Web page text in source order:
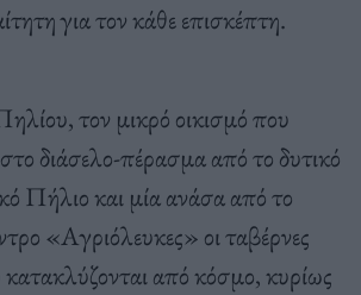
για τον κάθε επισκέπτη.
τον μικρό οικισμό που
διάσελο-πέρασμα από το δυτικό
Πήλιο και μία ανάσα από το
«Αγριόλευκες» οι ταβέρνες
κατακλύζονται από κόσμο, κυρίως